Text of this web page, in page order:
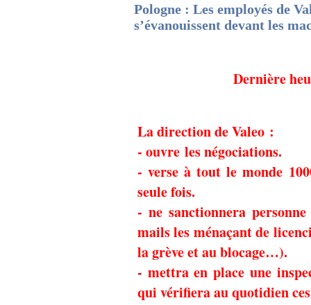
Pologne : Les employés de
s’évanouissent devant les
Dernière
La direction de Valeo :
- ouvre les négociations.
- verse à tout le monde
seule fois.
- ne sanctionnera
mails les ménaçant de
la grève et au blocage…).
- mettra en place une
qui vérifiera au quotidien